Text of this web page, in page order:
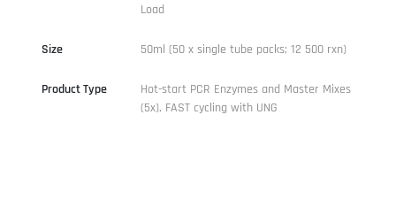
Load
Size 50ml (50 x single tube packs; 12 500 rxn)
Product Type
Hot-start PCR Enzymes and Master Mixes
(5x), FAST cycling with UNG